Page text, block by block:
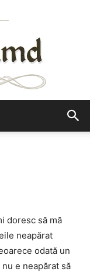
doresc să mă
neapărat
odată un
e neapărat să